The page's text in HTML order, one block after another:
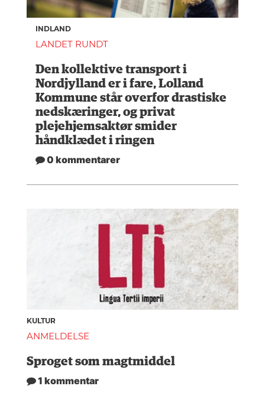
INDLAND
LANDET RUNDT
Den kollektive transport i
Nordjylland er i fare, Lolland
Kommune står overfor drastiske
nedskæringer, og privat
plejehjemsaktør smider
håndklædet i ringen
0 kommentarer
KULTUR
ANMELDELSE
Sproget som magtmiddel
1 kommentar